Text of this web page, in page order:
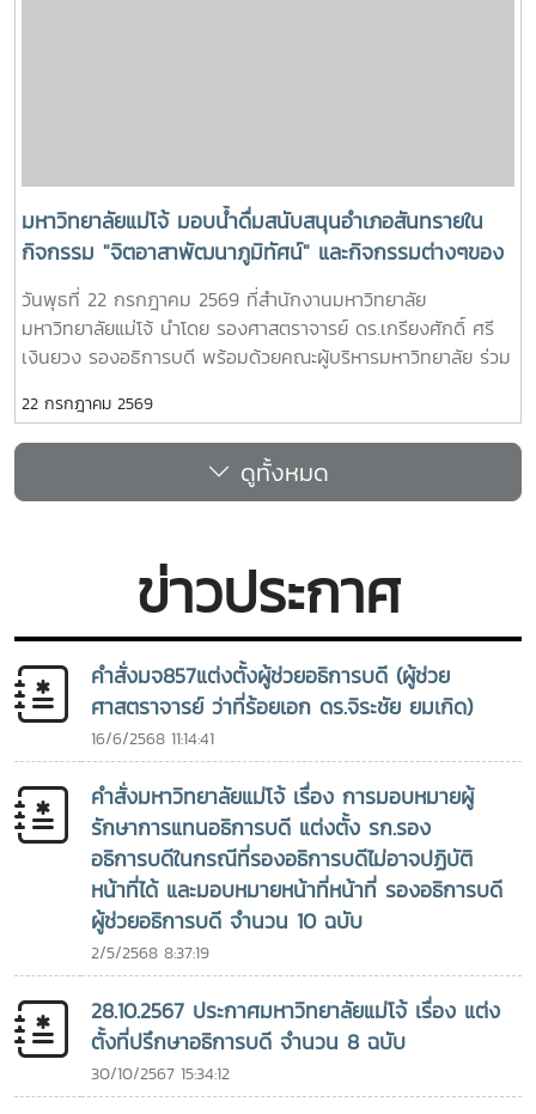
เฉียงใต้ ตลอดจนเป็นแบบอย่างที่สะท้อนค่านิยมและปรัชญาของ
SEARCA ผ่านความสำเร็จในวิชาชีพ การบริการสาธารณะ และ
การอุทิศตนเพื่อส่วนรวมในปี 2026 การพิจารณารางวัล
วิจัย (Research) การบริการสาธารณะและการพัฒนาชุมชน
(Public Service and Community Development) และธุรกิจ
การเกษตรและการเป็นผู้ประกอบการ (Agribusiness and
ผลกระทบอย่างเป็นรูปธรรมต่อการพัฒนาการเกษตรและชนบท
อย่างยั่งยืน โดยในปีนี้ การมอบรางวัล OSSA Awards 2026 มี
ความสำคัญเป็นพิเศษ เนื่องจากจัดขึ้นในวาระเฉลิมฉลอง ครบ
รอบ 60 ปีของ SEARCA ซึ่งเป็นองค์กรระดับภูมิภาคภายใต้ the
บทบาทสำคัญในการพัฒนาศักยภาพบุคลากร ส่งเสริมการศึกษา
และการวิจัย ตลอดจนสร้างเครือข่ายความร่วมมือเพื่อการ
พัฒนาการเกษตรและชนบทในภูมิภาคเอเชียตะวันออกเฉียงใต้มา
อย่างต่อเนื่องจากศิษย์เก่าทุน DAAD–SEARCA สู่ผู้นำ
มหาวิทยาลัยด้านการเกษตรรองศาสตราจารย์ ดร.วีระพล ทองมา
เป็นศิษย์เก่าของ University of the Philippines Los Baños
(UPLB) ประเทศฟิลิปปินส์ โดยได้รับทุนการศึกษาระดับปริญญา
เอกจาก German Academic Exchange Service (DAAD)–
SEARCA Scholarship และสำเร็จการศึกษาระดับ Doctor of
Philosophy (Ph.D.) in Extension Education จาก
University of the Philippines Los Baños ในปี ค.ศ.
2001ประสบการณ์ทางวิชาการและการสร้างเครือข่ายความร่วมมือ
ระหว่างประเทศในช่วงการศึกษาที่ UPLB ได้เป็นส่วนสำคัญในการ
หล่อหลอมแนวคิดด้านการพัฒนาการศึกษา การเกษตร และชุมชน
ตลอดจนการสร้างความร่วมมือระหว่างสถาบันอุดมศึกษา ซึ่งต่อ
มาได้ถูกนำมาขยายผลอย่างต่อเนื่องตลอดเส้นทางการทำงานและ
การบริหารมหาวิทยาลัยSEARCA ยกย่องภาวะผู้นำเพื่อการพัฒนา
ชนบทและชุมชนอย่างยั่งยืนการได้รับรางวัล OSSA Awards 2026
ของ รองศาสตราจารย์ ดร.วีระพล ทองมา นับเป็นการยอมรับใน
มหาวิทยาลัยแม่โจ้ มอบน้ำดื่มสนับสนุนอำเภอสันทรายใน
กิจกรรม "จิตอาสาพัฒนาภูมิทัศน์" และกิจกรรมต่างๆของ
อำเภอสันทราย
วันพุธที่ 22 กรกฎาคม 2569 ที่สำนักงานมหาวิทยาลัย
มหาวิทยาลัยแม่โจ้ นำโดย รองศาสตราจารย์ ดร.เกรียงศักดิ์ ศรี
เงินยวง รองอธิการบดี พร้อมด้วยคณะผู้บริหารมหาวิทยาลัย ร่วม
100 แพ็ค เพื่อใช้ในกิจกรรม “จิตอาสาพัฒนาภูมิทัศน์ อำเภอ
สันทราย จังหวัดเชียงใหม่” ซึ่งจัดขึ้นเนื่องในโอกาสวันสำคัญของ
ชาติไทย เพื่อเฉลิมพระเกียรติพระบาทสมเด็จพระเจ้าอยู่หัว เนื่องใน
โอกาสวันเฉลิมพระชนมพรรษา 28 กรกฎาคม 2569 พร้อมทั้ง
เขียวสู่ชุมชน” แก่ผู้เข้าร่วมกิจกรรมและประชาชนที่มาใช้บริการ
22 กรกฎาคม 2569
ดูทั้งหมด
ข่าวประกาศ
คำสั่งมจ857แต่งตั้งผู้ช่วยอธิการบดี (ผู้ช่วย
ศาสตราจารย์ ว่าที่ร้อยเอก ดร.จิระชัย ยมเกิด)
16/6/2568 11:14:41
คำสั่งมหาวิทยาลัยแม่โจ้ เรื่อง การมอบหมายผู้
รักษาการแทนอธิการบดี แต่งตั้ง รก.รอง
อธิการบดีในกรณีที่รองอธิการบดีไม่อาจปฏิบัติ
หน้าที่ได้ และมอบหมายหน้าที่หน้าที่ รองอธิการบดี
ผู้ช่วยอธิการบดี จำนวน 10 ฉบับ
2/5/2568 8:37:19
28.10.2567 ประกาศมหาวิทยาลัยแม่โจ้ เรื่อง แต่ง
ตั้งที่ปรึกษาอธิการบดี จำนวน 8 ฉบับ
30/10/2567 15:34:12